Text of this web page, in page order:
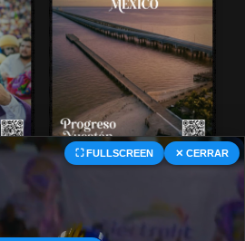
⛶ FULLSCREEN ✕ CERRAR